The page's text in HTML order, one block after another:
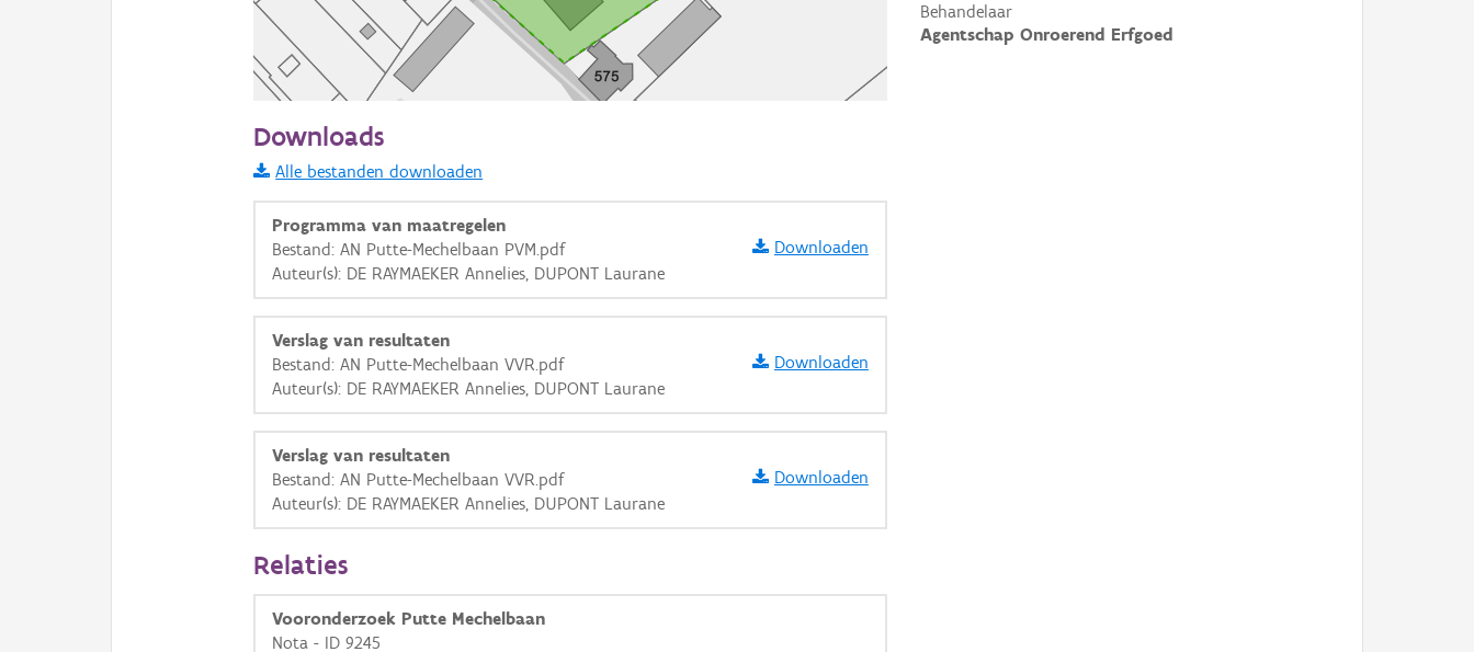
Behandelaar
Agentschap Onroerend Erfgoed
Informatie Vlaanderen
i
+ −
OSM-Basiskaart
Ortho
GRB-Basiskaart
GRB-Basiskaart in grijswaarden
Downloads
Alle bestanden downloaden
Programma van maatregelen
Bestand: AN Putte-Mechelbaan PVM.pdf
Auteur(s): DE RAYMAEKER Annelies, DUPONT Laurane
Downloaden
Verslag van resultaten
Bestand: AN Putte-Mechelbaan VVR.pdf
Auteur(s): DE RAYMAEKER Annelies, DUPONT Laurane
Downloaden
Verslag van resultaten
Bestand: AN Putte-Mechelbaan VVR.pdf
Auteur(s): DE RAYMAEKER Annelies, DUPONT Laurane
Downloaden
Relaties
Vooronderzoek Putte Mechelbaan
Nota - ID 9245